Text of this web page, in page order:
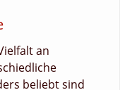
an
beliebt sind